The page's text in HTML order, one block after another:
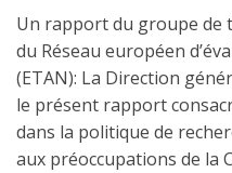
Un rapport du groupe de
du Réseau européen
(ETAN): La Direction
le présent rapport
dans la politique de
aux préoccupations de la